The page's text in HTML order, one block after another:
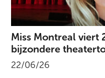
Miss Montreal viert
bijzondere
22/06/26